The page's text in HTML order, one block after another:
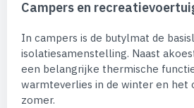
Campers en
In campers is de butylmat de
isolatiesamenstelling. Naast
een belangrijke thermische
warmteverlies in de winter en het
zomer.